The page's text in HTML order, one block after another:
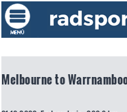
Melbourne to